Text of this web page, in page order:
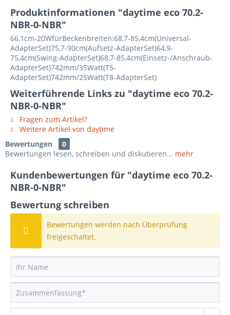
Produktinformationen "daytime eco 70.2-
NBR-0-NBR"
66,1cm-20WfürBeckenbreiten:68,7-85,4cm(Universal-
AdapterSet)75,7-90cm(Aufsetz-AdapterSet)64,9-
75,4cm(Swing-AdapterSet)68,7-85,4cm(Einsetz-/Anschraub-
AdapterSet)742mm/35Watt(T5-
AdapterSet)742mm/25Watt(T8-AdapterSet)
Weiterführende Links zu "daytime eco 70.2-
NBR-0-NBR"
Fragen zum Artikel?
Weitere Artikel von daytime
Bewertungen
0
Bewertungen lesen, schreiben und diskutieren... mehr
Kundenbewertungen für "daytime eco 70.2-
NBR-0-NBR"
Bewertung schreiben
Bewertungen werden nach Überprüfung
freigeschaltet.